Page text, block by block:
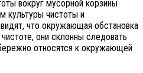
вокруг мусорной корзины
культуры чистоты и
что окружающая обстановка
они склонны следовать
относятся к окружающей